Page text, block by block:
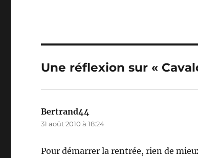
Une réflexion sur «
Bertrand44
31 août 2010 à 18:24
Pour démarrer la rentrée, rien de